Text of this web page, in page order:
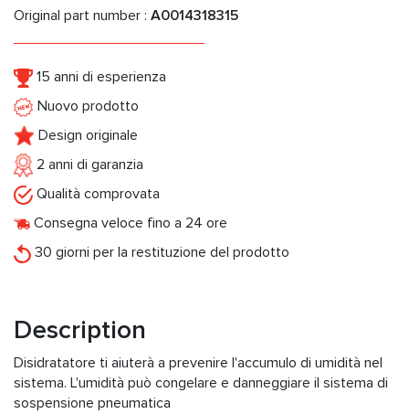
Original part number : A0014318315
15 anni di esperienza
Nuovo prodotto
Design originale
2 anni di garanzia
Qualità comprovata
Consegna veloce fino a 24 ore
30 giorni per la restituzione del prodotto
Description
Disidratatore ti aiuterà a prevenire l'accumulo di umidità nel
sistema. L'umidità può congelare e danneggiare il sistema di
sospensione pneumatica